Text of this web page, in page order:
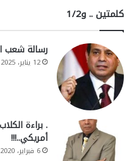
كلمتين .. و1/2
رسالة شعب
12 يناير، 2025
. براءة
أمريكي..!!!
6 فبراير، 2020